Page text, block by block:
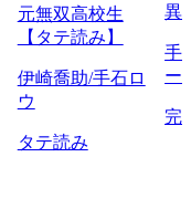
元無双高校生
【タテ読み】
伊崎喬助/手石ロ
ウ
タテ読み
異
手
ー
完